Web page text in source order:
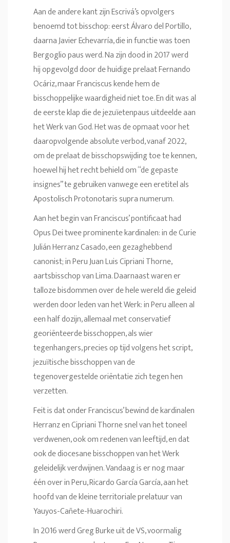
Aan de andere kant zijn Escrivá’s opvolgers
benoemd tot bisschop: eerst Álvaro del Portillo,
daarna Javier Echevarría, die in functie was toen
Bergoglio paus werd. Na zijn dood in 2017 werd
hij opgevolgd door de huidige prelaat Fernando
Ocáriz, maar Franciscus kende hem de
bisschoppelijke waardigheid niet toe. En dit was al
de eerste klap die de jezuïetenpaus uitdeelde aan
het Werk van God. Het was de opmaat voor het
daaropvolgende absolute verbod, vanaf 2022,
om de prelaat de bisschopswijding toe te kennen,
hoewel hij het recht behield om “de gepaste
insignes” te gebruiken vanwege een eretitel als
Apostolisch Protonotaris supra numerum.
Aan het begin van Franciscus’ pontificaat had
Opus Dei twee prominente kardinalen: in de Curie
Julián Herranz Casado, een gezaghebbend
canonist; in Peru Juan Luis Cipriani Thorne,
aartsbisschop van Lima. Daarnaast waren er
talloze bisdommen over de hele wereld die geleid
werden door leden van het Werk: in Peru alleen al
een half dozijn, allemaal met conservatief
georiënteerde bisschoppen, als wier
tegenhangers, precies op tijd volgens het script,
jezuïtische bisschoppen van de
tegenovergestelde oriëntatie zich tegen hen
verzetten.
Feit is dat onder Franciscus’ bewind de kardinalen
Herranz en Cipriani Thorne snel van het toneel
verdwenen, ook om redenen van leeftijd, en dat
ook de diocesane bisschoppen van het Werk
geleidelijk verdwijnen. Vandaag is er nog maar
één over in Peru, Ricardo García García, aan het
hoofd van de kleine territoriale prelatuur van
Yauyos-Cañete-Huarochiri.
In 2016 werd Greg Burke uit de VS, voormalig